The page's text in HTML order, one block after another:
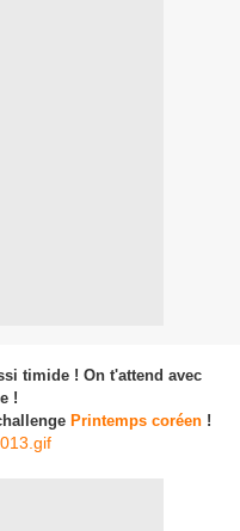
timide ! On t'attend avec
!
Printemps coréen!